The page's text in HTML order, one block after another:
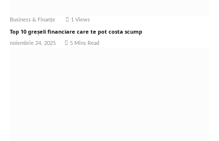
Business & Finanțe 1 Views
Top 10 greșeli financiare care te pot costa scump
noiembrie 24, 2025 5 Mins Read